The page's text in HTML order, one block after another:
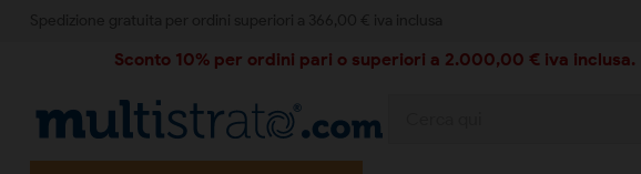
Sconto 10% per ordini pari o superiori a 2.000,00 € iva